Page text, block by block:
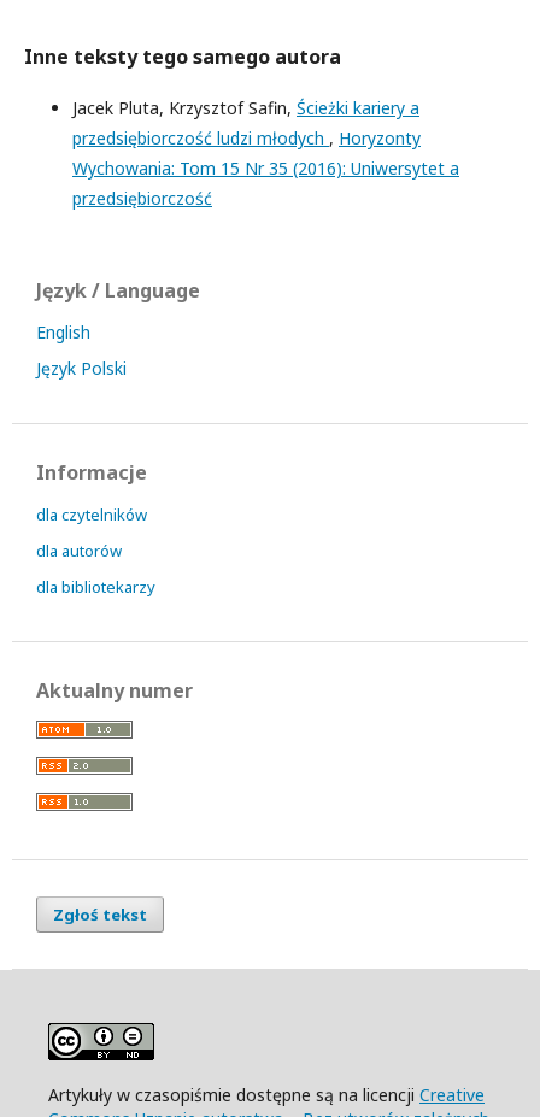
Inne teksty tego samego autora
Jacek Pluta, Krzysztof Safin, Ścieżki kariery a
przedsiębiorczość ludzi młodych , Horyzonty
Wychowania: Tom 15 Nr 35 (2016): Uniwersytet a
przedsiębiorczość
Język / Language
English
Język Polski
Informacje
dla czytelników
dla autorów
dla bibliotekarzy
Aktualny numer
Zgłoś tekst
Artykuły w czasopiśmie dostępne są na licencji Creative